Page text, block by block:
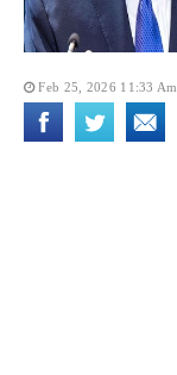
Feb 25, 2026 11:33 Am